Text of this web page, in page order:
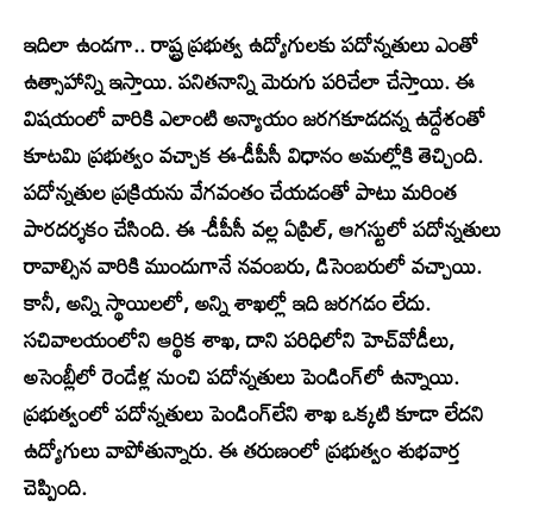
ఇదిలా ఉండగా.. రాష్ట్ర ప్రభుత్వ ఉద్యోగులకు పదోన్నతులు ఎంతో
ఉత్సాహాన్ని ఇస్తాయి. పనితనాన్ని మెరుగు పరిచేలా చేస్తాయి. ఈ
విషయంలో వారికి ఎలాంటి అన్యాయం జరగకూడదన్న ఉద్దేశంతో
కూటమి ప్రభుత్వం వచ్చాక ఈ-డీపీసీ విధానం అమల్లోకి తెచ్చింది.
పదోన్నతుల ప్రక్రియను వేగవంతం చేయడంతో పాటు మరింత
పారదర్శకం చేసింది. ఈ -డీపీసీ వల్ల ఏప్రిల్‌, ఆగస్టులో పదోన్నతులు
రావాల్సిన వారికి ముందుగానే నవంబరు, డిసెంబరులో వచ్చాయి.
కానీ, అన్ని స్థాయిలలో, అన్ని శాఖల్లో ఇది జరగడం లేదు.
సచివాలయంలోని ఆర్థిక శాఖ, దాని పరిధిలోని హెచ్‌వోడీలు,
అసెంబ్లీలో రెండేళ్ల నుంచి పదోన్నతులు పెండింగ్‌లో ఉన్నాయి.
ప్రభుత్వంలో పదోన్నతులు పెండింగ్‌లేని శాఖ ఒక్కటి కూడా లేదని
ఉద్యోగులు వాపోతున్నారు. ఈ తరుణంలో ప్రభుత్వం శుభవార్త
చెప్పింది.